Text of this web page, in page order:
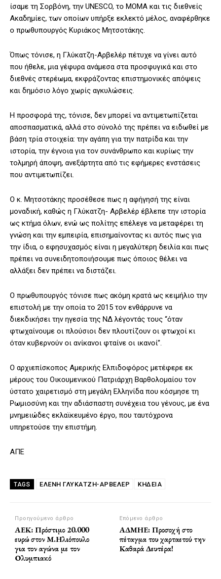
ίσαμε τη Σορβόνη, την UNESCO, το ΜΟΜΑ και τις διεθνείς
Ακαδημίες, των οποίων υπήρξε εκλεκτό μέλος, αναφέρθηκε
ο πρωθυπουργός Κυριάκος Μητσοτάκης.
Όπως τόνισε, η Γλύκατζη-Αρβελέρ πέτυχε να γίνει αυτό
που ήθελε, μια γέφυρα ανάμεσα στα προσφυγικά και στο
διεθνές στερέωμα, εκφράζοντας επιστημονικές απόψεις
και δημόσιο λόγο χωρίς αγκυλώσεις.
Η προσφορά της, τόνισε, δεν μπορεί να αντιμετωπίζεται
αποσπασματικά, αλλά στο σύνολό της πρέπει να ειδωθεί με
βάση τρία στοιχεία: την αγάπη για την πατρίδα και την
ιστορία, την έγνοια για τον συνάνθρωπο και κυρίως την
τολμηρή άποψη, ανεξάρτητα από τις εφήμερες ενστάσεις
που αντιμετωπίζει.
Ο κ. Μητσοτάκης προσέθεσε πως η αφήγησή της είναι
μοναδική, καθώς η Γλύκατζη- Αρβελέρ έβλεπε την ιστορία
ως κτήμα όλων, ενώ ως πολίτης επέλεγε να μεταφέρει τη
γνώση και την εμπειρία, επισημαίνοντας κι αυτός πως για
την ίδια, ο εφησυχασμός είναι η μεγαλύτερη δειλία και πως
πρέπει να συνειδητοποιήσουμε πως όποιος θέλει να
αλλάξει δεν πρέπει να διστάζει.
Ο πρωθυπουργός τόνισε πως ακόμη κρατά ως κειμήλιο την
επιστολή με την οποία το 2015 τον ενθάρρυνε να
διεκδικήσει την ηγεσία της ΝΔ λέγοντάς τους “όταν
φτωχαίνουμε οι πλούσιοι δεν πλουτίζουν οι φτωχοί κι
όταν κυβερνούν οι ανίκανοι φταίνε οι ικανοί”.
Ο αρχιεπίσκοπος Αμερικής Ελπιδοφόρος μετέφερε εκ
μέρους του Οικουμενικού Πατριάρχη Βαρθολομαίου τον
ύστατο χαιρετισμό στη μεγάλη Ελληνίδα που κόσμησε τη
Ρωμιοσύνη και την αδιάσπαστη συνέχεια του γένους, με ένα
μνημειώδες εκλαϊκευμένο έργο, που ταυτόχρονα
υπηρετούσε την επιστήμη.
ΑΠΕ
TAGS ΕΛΈΝΗ ΓΛΎΚΑΤΖΗ-ΑΡΒΕΛΈΡ ΚΗΔΕΙΑ
Προηγούμενο άρθρο
ΑΕΚ: Πρόστιμο 20.000
ευρώ στον Μ.Ηλιόπουλο
για τον αγώνα με τον
Ολυμπιακό
Επόμενο άρθρο
ΑΔΜΗΕ: Προσοχή στο
πέταγμα του χαρταετού την
Καθαρά Δευτέρα!